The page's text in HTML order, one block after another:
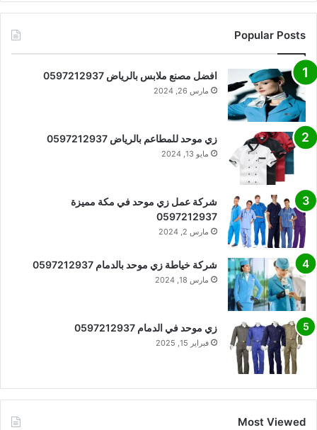
Popular Posts
افضل مصنع ملابس بالرياض 0597212937
مارس 26, 2024
زي موحد للمطاعم بالرياض 0597212937
مايو 13, 2024
شركة عمل زي موحد في مكة مميزة
0597212937
مارس 2, 2024
شركة خياطة زي موحد بالدمام 0597212937
مارس 18, 2024
زي موحد في الدمام 0597212937
فبراير 15, 2025
Most Viewed